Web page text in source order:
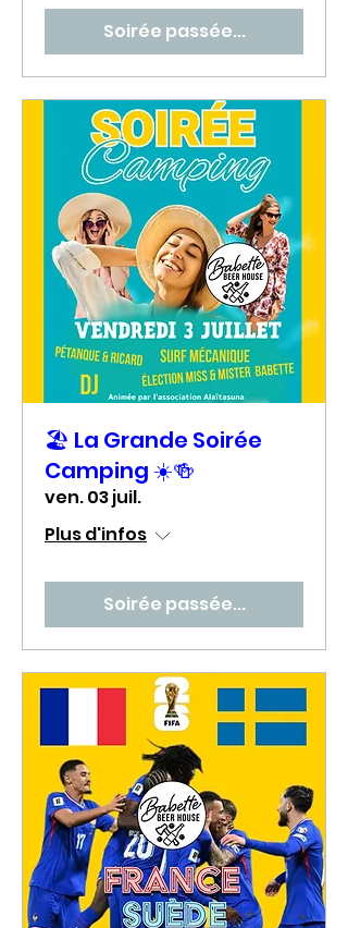
Soirée passée...
🏖️ La Grande Soirée
Camping ☀️🍻
ven. 03 juil.
Plus d'infos
Soirée passée...